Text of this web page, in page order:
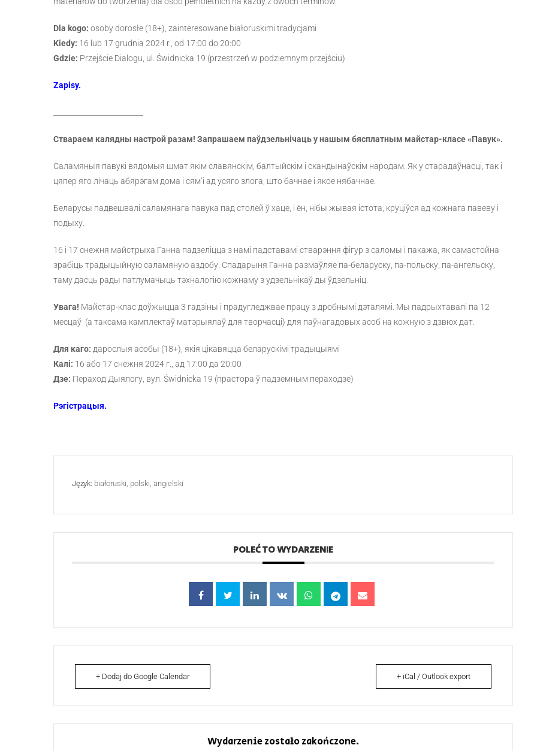
Dla kogo: osoby dorosłe (18+), zainteresowane białoruskimi tradycjami
Kiedy: 16 lub 17 grudnia 2024 r., od 17:00 do 20:00
Gdzie: Przejście Dialogu, ul. Świdnicka 19 (przestrzeń w podziemnym przejściu)
Zapisy.
Ствараем калядны настрой разам! Запрашаем паўдзельнічаць у нашым бясплатным майстар-класе «Павук».
Саламяныя павукі вядомыя шмат якім славянскім, балтыйскім і скандынаўскім народам. Як у старадаўнасці, так і
цяпер яго лічаць абярэгам дома і сям’і ад усяго злога, што бачнае і якое нябачнае.
Беларусы падвешвалі саламянага павука пад столей ў хаце, і ён, нібы жывая істота, круціўся ад кожнага павеву і
подыху.
16 і 17 снежня майстрыха Ганна падзеліцца з намі падставамі стварэння фігур з саломы і пакажа, як самастойна
зрабіць традыцыйную саламяную аздобу. Спадарыня Ганна размаўляе па-беларуску, па-польску, па-ангельску,
таму дасць рады патлумачыць тэхналогію кожнаму з удзельнікаў ды ўдзельніц.
Увага! Майстар-клас доўжыцца 3 гадзіны і прадугледжвае працу з дробнымі дэталямі. Мы падрыхтавалі па 12
месцаў (а таксама камплектаў матэрыялаў для творчасці) для паўнагадовых асоб на кожную з дзвюх дат.
Для каго: дарослыя асобы (18+), якія цікавяцца беларускімі традыцыямі
Калі: 16 або 17 снежня 2024 г., ад 17:00 да 20:00
Дзе: Пераход Дыялогу, вул. Świdnicka 19 (прастора ў падземным пераходзе)
Рэгістрацыя.
Język: białoruski, polski, angielski
POLEĆ TO WYDARZENIE
+ Dodaj do Google Calendar + iCal / Outlook export
Wydarzenie zostało zakończone.